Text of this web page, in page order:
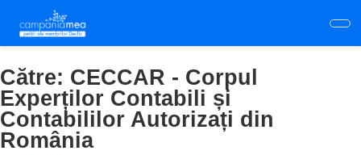
main
content
Către: CECCAR - Corpul
Experților Contabili și
Contabililor Autorizați din
România